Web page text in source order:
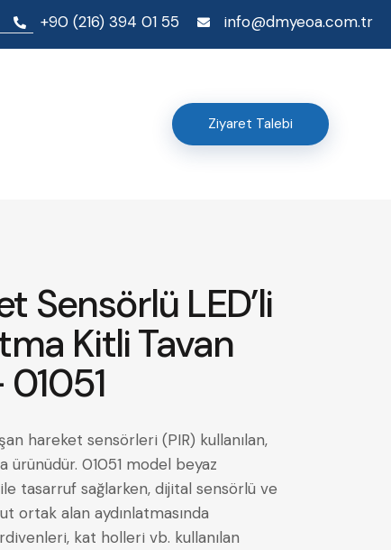
+90 (216) 394 01 55 info@dmyeoa.com.tr
Ziyaret Talebi
Sensörlü LED’li
Kitli Tavan
hareket sensörleri (PIR) kullanılan,
ürünüdür. 01051 model beyaz
tasarruf sağlarken, dijital sensörlü ve
ortak alan aydınlatmasında
kat holleri vb. kullanılan